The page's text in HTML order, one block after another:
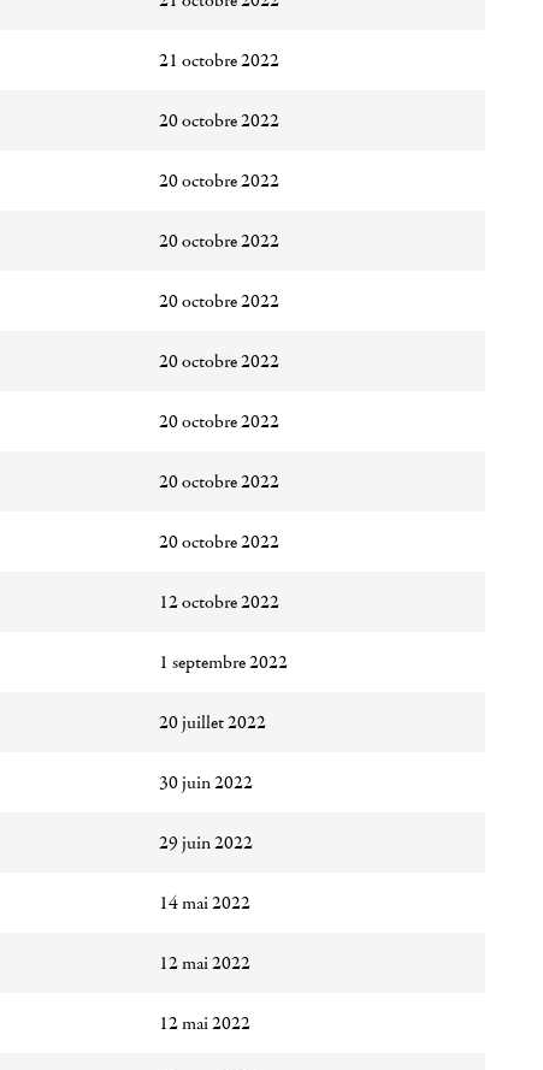
21 octobre 2022
20 octobre 2022
20 octobre 2022
20 octobre 2022
20 octobre 2022
20 octobre 2022
20 octobre 2022
20 octobre 2022
20 octobre 2022
12 octobre 2022
1 septembre 2022
20 juillet 2022
30 juin 2022
29 juin 2022
14 mai 2022
12 mai 2022
12 mai 2022